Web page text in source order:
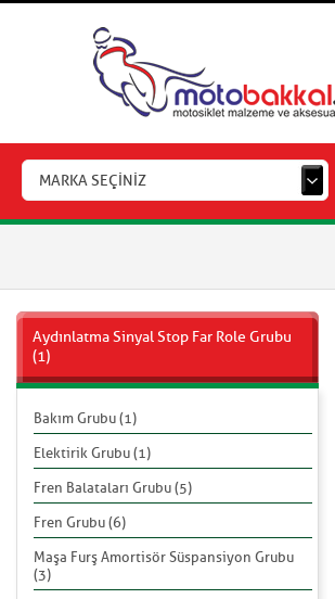
MARKA SEÇİNİZ
Aydınlatma Sinyal Stop Far Role Grubu
(1)
Bakım Grubu (1)
Elektirik Grubu (1)
Fren Balataları Grubu (5)
Fren Grubu (6)
Maşa Furş Amortisör Süspansiyon Grubu
(3)